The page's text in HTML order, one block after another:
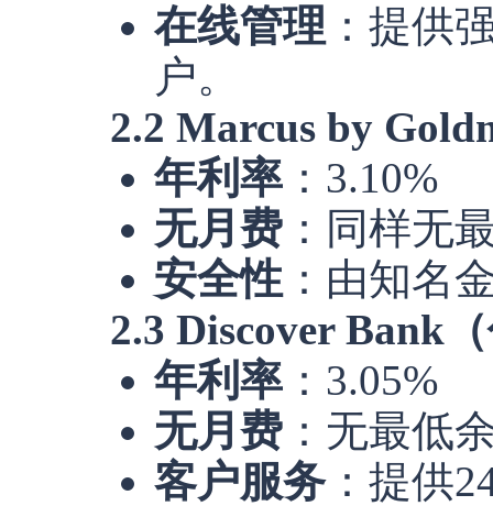
在线管理 ：提供
户。
2.2 Marcus by
年利率 ：3.10%
无月费 ：同样无
安全性 ：由知名
2.3 Discover Bank
年利率 ：3.05%
无月费 ：无最低
客户服务：提供